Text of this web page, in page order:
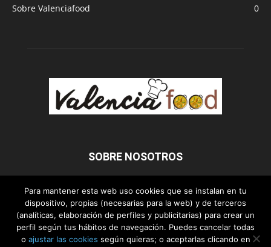
Sobre Valenciafood
0
SOBRE NOSOTROS
SÍGUENOS
Para mantener esta web uso cookies que se instalan en tu
dispositivo, propias (necesarias para la web) y de terceros
(analíticas, elaboración de perfiles y publicitarias) para crear un
perfil según tus hábitos de navegación. Puedes cancelar todas
o ajustar las cookies según quieras; o aceptarlas clicando en